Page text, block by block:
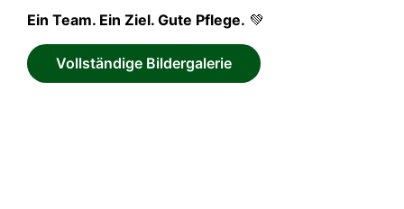
Ein Team. Ein Ziel. Gute Pflege. 💚
Vollständige Bildergalerie